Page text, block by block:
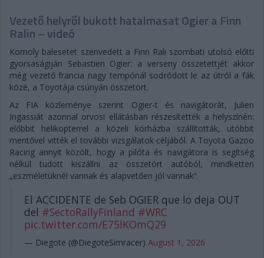
Vezető helyről bukott hatalmasat Ogier a Finn
Ralin – videó
Komoly balesetet szenvedett a Finn Rali szombati utolsó előtti
gyorsaságiján Sebastien Ogier: a verseny összetettjét akkor
még vezető francia nagy tempónál sodródott le az útról a fák
közé, a Toyotája csúnyán összetört.
Az FIA közleménye szerint Ogier-t és navigátorát, Julien
Ingassiát azonnal orvosi ellátásban részesítették a helyszínén:
előbbit helikopterrel a közeli kórházba szállították, utóbbit
mentővel vitték el további vizsgálatok céljából. A Toyota Gazoo
Racing annyit közölt, hogy a pilóta és navigátora is segítség
nélkül tudott kiszállni az összetört autóból, mindketten
„eszméletüknél vannak és alapvetően jól vannak”.
El ACCIDENTE de Seb OGIER que lo deja OUT
del #SectoRallyFinland #WRC
pic.twitter.com/E75lKOmQ29
— Diegote (@DiegoteSimracer) August 1, 2026